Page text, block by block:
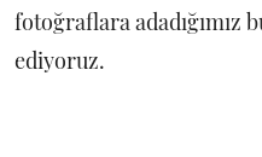
fotoğraflara adadığımız
ediyoruz.